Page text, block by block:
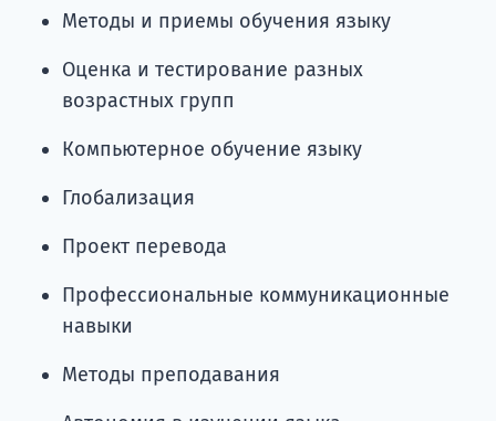
Методы и приемы обучения языку
Оценка и тестирование разных
возрастных групп
Компьютерное обучение языку
Глобализация
Проект перевода
Профессиональные коммуникационные
навыки
Методы преподавания